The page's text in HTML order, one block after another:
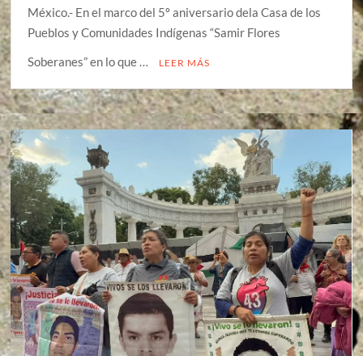
México.- En el marco del 5º aniversario dela Casa de los
Pueblos y Comunidades Indígenas “Samir Flores
Soberanes” en lo que …
LEER MÁS